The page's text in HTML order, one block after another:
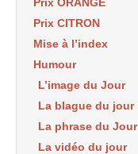
Prix CITRON
Mise à l’index
Humour
L’image du Jour
La blague du jour
La phrase du Jour
La vidéo du jour